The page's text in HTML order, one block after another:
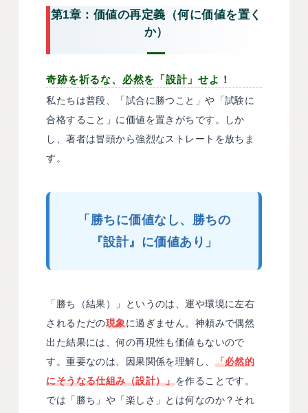
第1章：価値の再定義（何に価値を置く
か）
奇跡を祈るな、必然を「設計」せよ！
私たちは普段、「試合に勝つこと」や「試験に
合格すること」に価値を置きがちです。しか
し、著者は冒頭から強烈なストレートを放ちま
す。
「勝ちに価値なし、勝ちの
『設計』に価値あり」
「勝ち（結果）」というのは、運や環境に左右
されるただの現象に過ぎません。神頼みで偶然
出た結果には、何の再現性も価値もないので
す。重要なのは、因果関係を理解し、 「必然的
にそうなる仕組み（設計）」を作ることです。
では「勝ち」や「楽しさ」とは何なのか？それ